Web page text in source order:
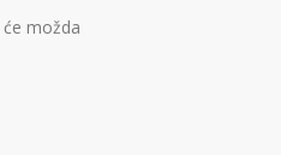
možda